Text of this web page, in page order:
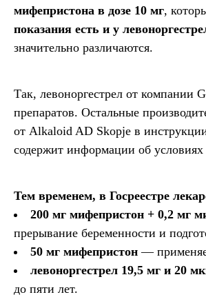
мифепристона в дозе 10 мг,
показания есть и у
значительно различаются.
Так, левоноргестрел от компании
препаратов. Остальные
от Alkaloid AD Skopje в
содержит информации об
Тем временем, в Госреестре
200 мг мифепристон + 0,2 мг
прерывание беременности и
50 мг мифепристон —
левоноргестрел 19,5 мг и 20
до пяти лет.